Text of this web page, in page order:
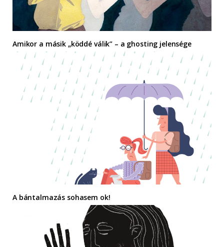
Amikor a másik „köddé válik” – a ghosting jelensége
A bántalmazás sohasem ok!